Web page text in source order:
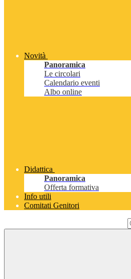
Novità
Panoramica
Le circolari
Calendario eventi
Albo online
Didattica
Panoramica
Offerta formativa
Info utili
Comitati Genitori